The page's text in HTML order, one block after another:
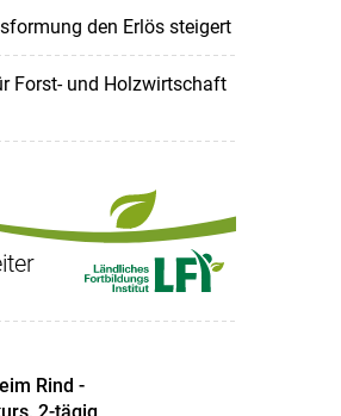
den Erlös steigert
Forst- und Holzwirtschaft
Rind -